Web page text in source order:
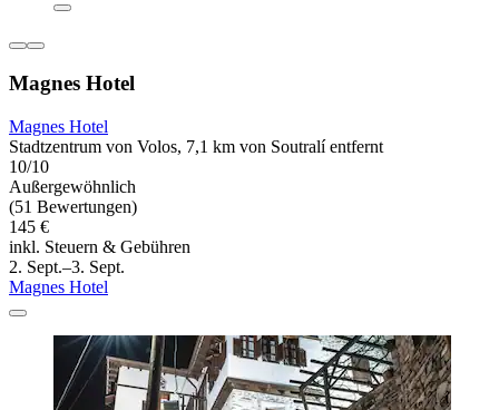
Magnes Hotel
Magnes Hotel
Stadtzentrum von Volos, 7,1 km von Soutralí entfernt
10/10
Außergewöhnlich
(51 Bewertungen)
145 €
inkl. Steuern & Gebühren
2. Sept.–3. Sept.
Magnes Hotel